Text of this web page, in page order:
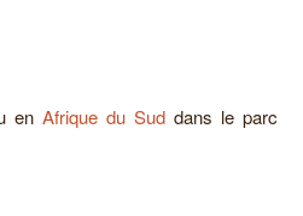
enAfrique du Suddans le parc